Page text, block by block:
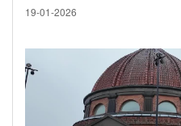
19-01-2026